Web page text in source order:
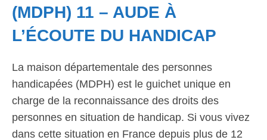
(MDPH) 11 – AUDE À
L’ÉCOUTE DU HANDICAP
La maison départementale des personnes
handicapées (MDPH) est le guichet unique en
charge de la reconnaissance des droits des
personnes en situation de handicap. Si vous vivez
dans cette situation en France depuis plus de 12